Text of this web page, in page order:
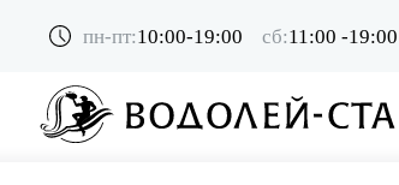
пн-пт:10:00-19:00 сб:11:00 -19:00